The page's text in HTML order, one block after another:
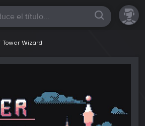
Tower Wizard